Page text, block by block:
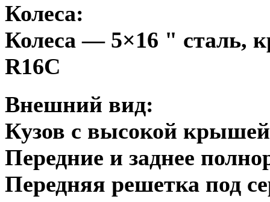
Колеса:
Колеса — 5×16 "
R16C
Внешний вид:
Кузов с высокой крышей
Передние и заднее
Передняя решетка под